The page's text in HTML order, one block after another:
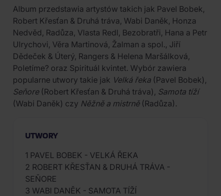
Album przedstawia artystów takich jak Pavel Bobek,
Robert Křesťan & Druhá tráva, Wabi Daněk, Honza
Nedvěd, Radůza, Vlasta Redl, Bezobratři, Hana a Petr
Ulrychovi, Věra Martinová, Žalman a spol., Jiří
Dědeček & Úterý, Rangers & Helena Maršálková,
Poletíme? oraz Spirituál kvintet. Wybór zawiera
popularne utwory takie jak Velká řeka (Pavel Bobek),
Seňore(Robert Křesťan & Druhá tráva), Samota tíží
(Wabi Daněk) czy Něžně a mistrně(Radůza).
UTWORY
1 PAVEL BOBEK - VELKÁ ŘEKA
2 ROBERT KŘESŤAN & DRUHÁ TRÁVA -
SEŇORE
3 WABI DANĚK - SAMOTA TÍŽÍ